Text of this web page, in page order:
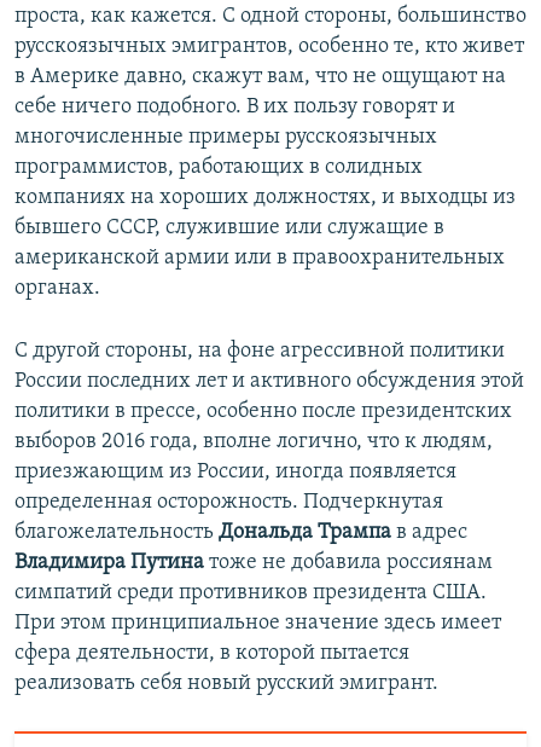
проста, как кажется. С одной стороны, большинство
русскоязычных эмигрантов, особенно те, кто живет
в Америке давно, скажут вам, что не ощущают на
себе ничего подобного. В их пользу говорят и
многочисленные примеры русскоязычных
программистов, работающих в солидных
компаниях на хороших должностях, и выходцы из
бывшего СССР, служившие или служащие в
американской армии или в правоохранительных
органах.
С другой стороны, на фоне агрессивной политики
России последних лет и активного обсуждения этой
политики в прессе, особенно после президентских
выборов 2016 года, вполне логично, что к людям,
приезжающим из России, иногда появляется
определенная осторожность. Подчеркнутая
благожелательность Дональда Трампа в адрес
Владимира Путина тоже не добавила россиянам
симпатий среди противников президента США.
При этом принципиальное значение здесь имеет
сфера деятельности, в которой пытается
реализовать себя новый русский эмигрант.